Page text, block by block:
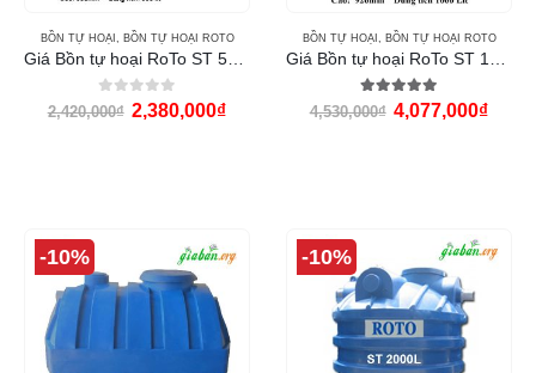
BỒN TỰ HOẠI , BỒN TỰ HOẠI ROTO
Giá Bồn tự hoại RoTo ST 500L
0out of 5
2,420,000₫ 2,380,000₫
BỒN TỰ HOẠI , BỒN TỰ HOẠI ROTO
Giá Bồn tự hoại RoTo ST 1000L
5.00 out of 5
4,530,000₫ 4,077,000₫
-10% -10%